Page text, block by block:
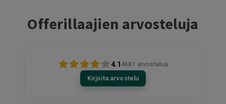
Offerillaajien arvosteluja
4.1 4681 arvostelua
Kirjoita arvostelu